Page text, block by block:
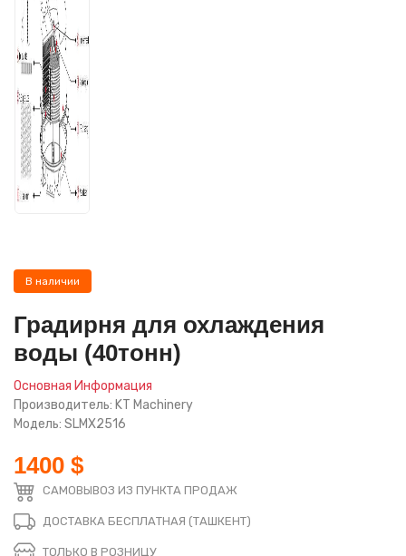
В наличии
Градирня для охлаждения
воды (40тонн)
Основная Информация
Производитель: KT Machinery
Модель: SLMX2516
1400 $
САМОВЫВОЗ ИЗ ПУНКТА ПРОДАЖ
ДОСТАВКА БЕСПЛАТНАЯ (ТАШКЕНТ)
ТОЛЬКО В РОЗНИЦУ